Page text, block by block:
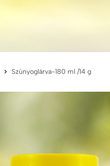
Szúnyoglárva-180 ml /14 g